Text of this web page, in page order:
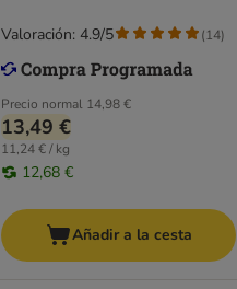
Precio normal 14,98 €
13,49 €
11,24 € / kg
12,68 €
Valoración: 4.9/5 (14)
Añadir a la cesta